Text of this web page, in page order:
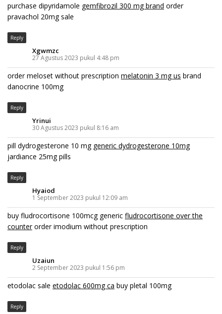
purchase dipyridamole gemfibrozil 300 mg brand order
pravachol 20mg sale
Reply
Xgwmzc
27 Agustus 2023 pukul 4:48 pm
order meloset without prescription melatonin 3 mg us brand
danocrine 100mg
Reply
Yrinui
30 Agustus 2023 pukul 8:16 am
pill dydrogesterone 10 mg generic dydrogesterone 10mg
jardiance 25mg pills
Reply
Hyaiod
1 September 2023 pukul 12:09 am
buy fludrocortisone 100mcg generic fludrocortisone over the
counterorder imodium without prescription
Reply
Uzaiun
2 September 2023 pukul 1:56 pm
etodolac sale etodolac 600mg ca buy pletal 100mg
Reply